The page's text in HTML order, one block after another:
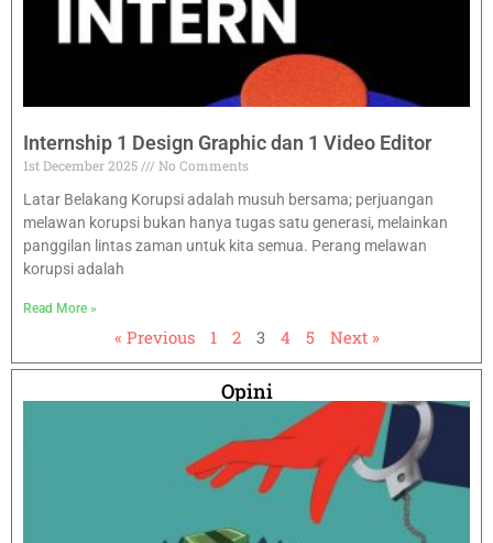
Internship 1 Design Graphic dan 1 Video Editor
1st December 2025
No Comments
Latar Belakang Korupsi adalah musuh bersama; perjuangan
melawan korupsi bukan hanya tugas satu generasi, melainkan
panggilan lintas zaman untuk kita semua. Perang melawan
korupsi adalah
Read More »
« Previous 1 2 3 4 5 Next »
Opini